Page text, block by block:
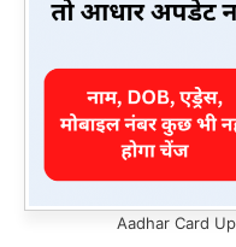
Aadhar Card